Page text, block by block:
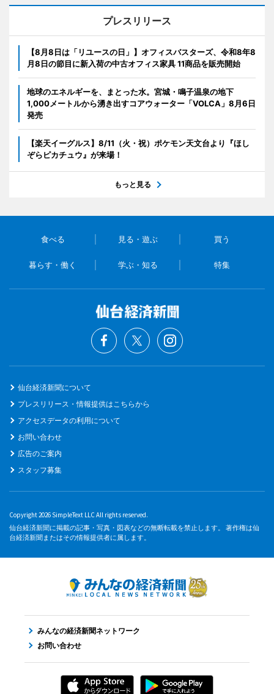
プレスリリース
【8月8日は「リユースの日」】オフィスバスターズ、令和8年8
月8日の節目に新入荷の中古オフィス家具 11商品を販売開始
地球のエネルギーを、まとった水。宮城・鳴子温泉の地下
1,000メートルから湧き出すコアウォーター「VOLCA」8月6日
発売
【楽天イーグルス】8/11（火・祝）ポケモン天文台より『ほし
ぞらピカチュウ』が来場！
もっと見る
食べる 見る・遊ぶ 買う
暮らす・働く 学ぶ・知る 特集
仙台経済新聞について
プレスリリース・情報提供はこちらから
アクセスデータの利用について
お問い合わせ
広告のご案内
スタッフ募集
Copyright 2026 SimpleText LLC All rights reserved.
仙台経済新聞に掲載の記事・写真・図表などの無断転載を禁止します。 著作権は仙
台経済新聞またはその情報提供者に属します。
みんなの経済新聞ネットワーク
お問い合わせ